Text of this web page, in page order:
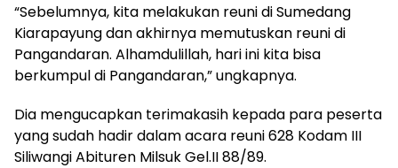
“Sebelumnya, kita melakukan reuni di Sumedang
Kiarapayung dan akhirnya memutuskan reuni di
Pangandaran. Alhamdulillah, hari ini kita bisa
berkumpul di Pangandaran,” ungkapnya.
Dia mengucapkan terimakasih kepada para peserta
yang sudah hadir dalam acara reuni 628 Kodam III
Siliwangi Abituren Milsuk Gel.II 88/89.